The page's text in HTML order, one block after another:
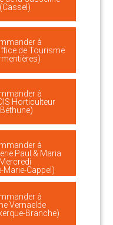
(Cassel)
à
de Tourisme
à
Horticulteur
à
Paul & Maria
Mercredi
Marie-Cappel)
à
Vernaelde
Branche)